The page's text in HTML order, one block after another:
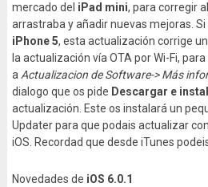
mercado del iPad mini, para corregir
arrastraba y añadir nuevas mejoras.
iPhone5, esta actualización corrige
la actualización vía OTA por Wi-Fi,
aActualizacion de Software-> Más
dialogo que os pide Descargar e
actualización. Este os instalará un
Updater para que podais actualizar
iOS. Recordad que desde iTunes
Novedades de iOS 6.0.1